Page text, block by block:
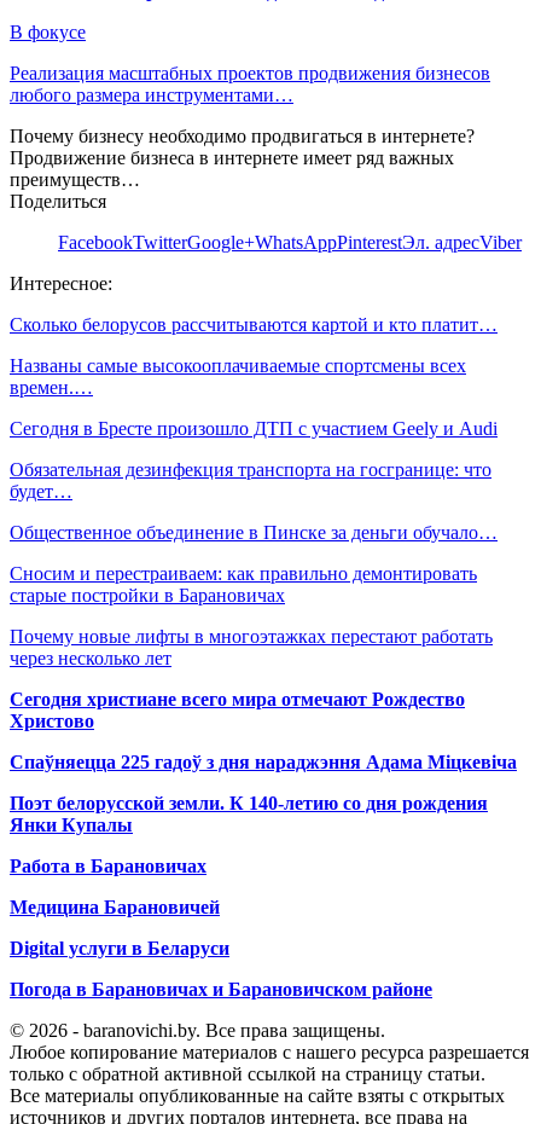
В фокусе
Реализация масштабных проектов продвижения бизнесов
любого размера инструментами…
Почему бизнесу необходимо продвигаться в интернете?
Продвижение бизнеса в интернете имеет ряд важных
преимуществ…
Поделиться
FacebookTwitterGoogle+WhatsAppPinterestЭл. адресViber
Интересное:
Сколько белорусов рассчитываются картой и кто платит…
Названы самые высокооплачиваемые спортсмены всех
времен.…
Сегодня в Бресте произошло ДТП с участием Geely и Audi
Обязательная дезинфекция транспорта на госгранице: что
будет…
Общественное объединение в Пинске за деньги обучало…
Сносим и перестраиваем: как правильно демонтировать
старые постройки в Барановичах
Почему новые лифты в многоэтажках перестают работать
через несколько лет
Сегодня христиане всего мира отмечают Рождество
Христово
Спаўняецца 225 гадоў з дня нараджэння Адама Міцкевіча
Поэт белорусской земли. К 140-летию со дня рождения
Янки Купалы
Работа в Барановичах
Медицина Барановичей
Digital услуги в Беларуси
Погода в Барановичах и Барановичском районе
© 2026 - baranovichi.by. Все права защищены.
Любое копирование материалов с нашего ресурса разрешается
только с обратной активной ссылкой на страницу статьи.
Все материалы опубликованные на сайте взяты с открытых
источников и других порталов интернета, все права на